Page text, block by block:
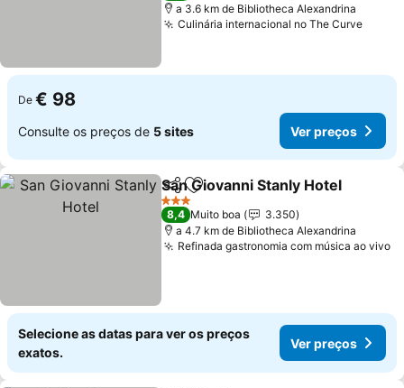
a 3.6 km de Bibliotheca Alexandrina
Culinária internacional no The CurveVer
De € 98
Consulte os preços de 5 sites Ver preços
PartilharAdicionar aos favoritos
San Giovanni Stanly Hotel
3 Estrelas
8,4 Muito boa
3.350
a 4.7 km de Bibliotheca Alexandrina
Refinada gastronomia com música ao vivo
Selecione as datas para ver os preços
exatos.
Ver preços